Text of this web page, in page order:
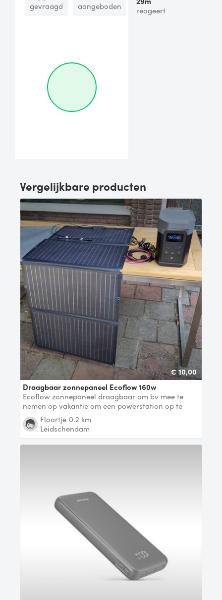
gevraagd
aangeboden
reageert
Vergelijkbare producten
€ 10,00
Draagbaar zonnepaneel Ecoflow 160w
Ecoflow zonnepaneel draagbaar om bv mee te
nemen op vakantie om een powerstation op te
laden overdag
Floortje 0.2 km
Leidschendam